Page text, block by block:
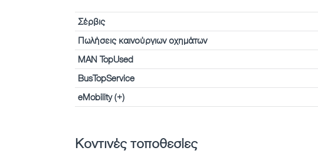
Σέρβις
Πωλήσεις καινούργιων οχημάτων
MAN TopUsed
BusTopService
eMobility (+)
Κοντινές τοποθεσίες